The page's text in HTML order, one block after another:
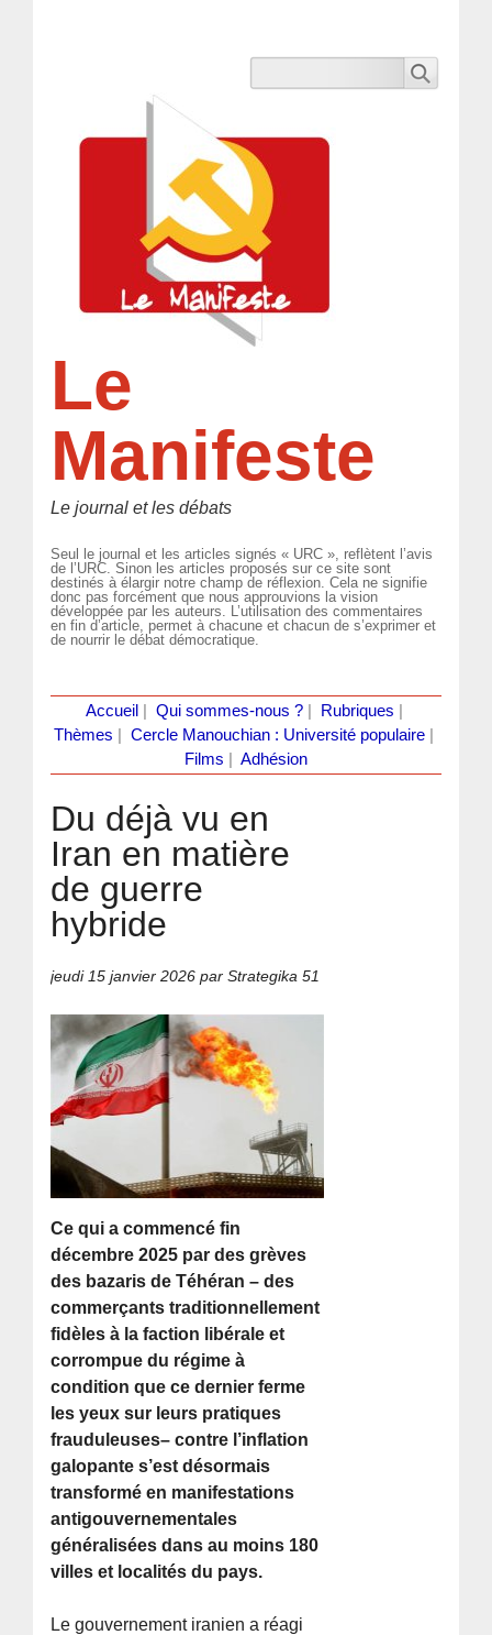
Le
Manifeste
Le journal et les débats
Seul le journal et les articles signés « URC », reflètent l’avis
de l’URC. Sinon les articles proposés sur ce site sont
destinés à élargir notre champ de réflexion. Cela ne signifie
donc pas forcément que nous approuvions la vision
développée par les auteurs. L’utilisation des commentaires
en fin d’article, permet à chacune et chacun de s’exprimer et
de nourrir le débat démocratique.
Accueil Qui sommes-nous ?| Rubriques
Thèmes
Cercle Manouchian : Université populaire
Films
Adhésion
Du déjà vu en
Iran en matière
de guerre
hybride
jeudi 15 janvier 2026 par Strategika 51
Ce qui a commencé fin
décembre 2025 par des grèves
des bazaris de Téhéran – des
commerçants traditionnellement
fidèles à la faction libérale et
corrompue du régime à
condition que ce dernier ferme
les yeux sur leurs pratiques
frauduleuses– contre l’inflation
galopante s’est désormais
transformé en manifestations
antigouvernementales
généralisées dans au moins 180
villes et localités du pays.
Le gouvernement iranien a réagi